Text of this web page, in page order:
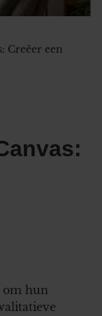
Creëer een
om hun